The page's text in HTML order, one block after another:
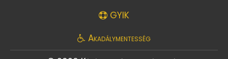
GYIK
Akadálymentesség